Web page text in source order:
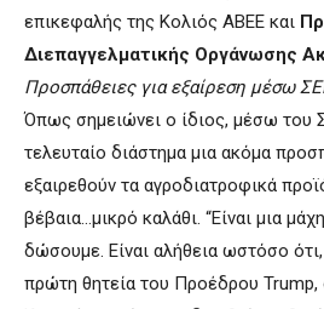
επικεφαλής της Κολιός ΑΒΕΕ και
Διεπαγγελματικής Οργάνωσης
Προσπάθειες για εξαίρεση μέσω
Όπως σημειώνει ο ίδιος, μέσω του
τελευταίο διάστημα μια ακόμα
εξαιρεθούν τα αγροδιατροφικά
βέβαια…μικρό καλάθι. “Είναι μια
δώσουμε. Είναι αλήθεια ωστόσο
πρώτη θητεία του Προέδρου